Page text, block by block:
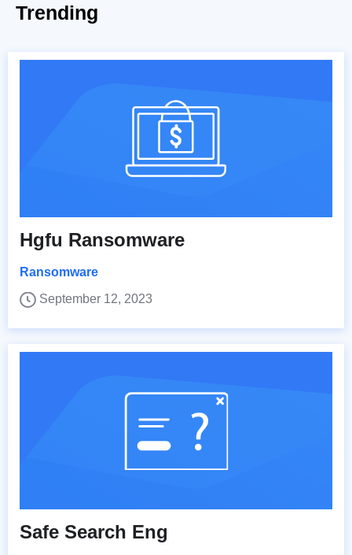
Trending
Hgfu Ransomware
Ransomware
September 12, 2023
Safe Search Eng